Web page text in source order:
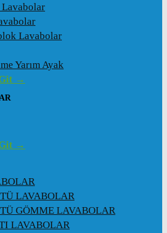
Lavabolar
Lavabolar
Yarım Ayak
→
→
LAVABOLAR
GÖMME LAVABOLAR
LAVABOLAR